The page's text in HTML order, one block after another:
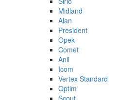
Midland
Alan
President
Opek
Comet
Anli
Icom
Vertex Standard
Optim
Scout